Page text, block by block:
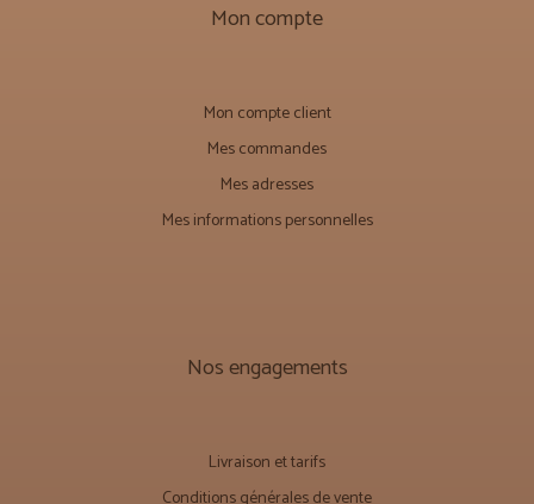
Mon compte
Mon compte client
Mes commandes
Mes adresses
Mes informations personnelles
Nos engagements
Livraison et tarifs